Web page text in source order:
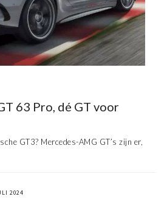
63 Pro, dé GT voor
GT3? Mercedes-AMG GT’s zijn er,
2024